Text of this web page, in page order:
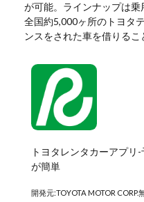
が可能。ラインナップは乗
全国約5,000ヶ所のトヨタ
ンスをされた車を借りるこ
トヨタレンタカーアプリ
が簡単
開発元:TOYOTA MOTOR CORP.